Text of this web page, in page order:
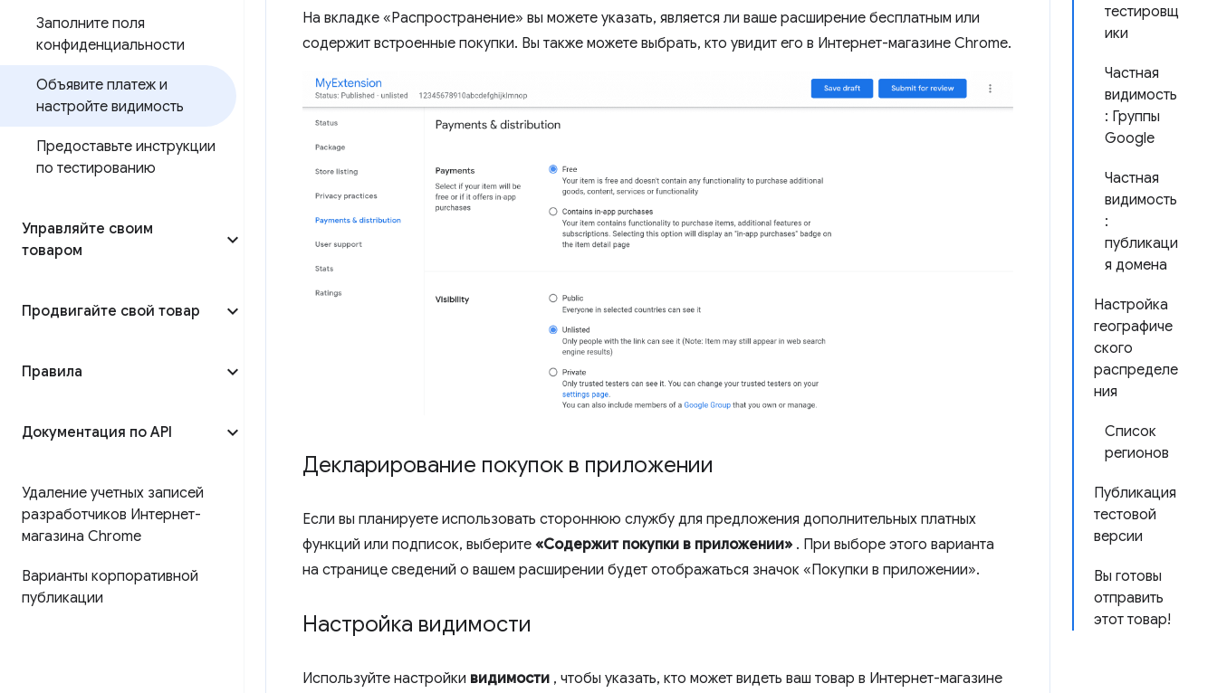
Заполните поля
конфиденциальности
Объявите платеж и
настройте видимость
Предоставьте инструкции
по тестированию
Управляйте своим
товаром
Продвигайте свой товар
Правила
Документация по API
Удаление учетных записей
разработчиков Интернет-
магазина Chrome
Варианты корпоративной
публикации
тестировщ
ики
Частная
видимость
: Группы
Google
Частная
видимость
:
публикаци
я домена
Настройка
географиче
ского
распределе
ния
Список
регионов
Публикация
тестовой
версии
Вы готовы
отправить
этот товар!
На вкладке «Распространение» вы можете указать, является ли ваше расширение бесплатным или
содержит встроенные покупки. Вы также можете выбрать, кто увидит его в Интернет-магазине Chrome.
Декларирование покупок в приложении
Если вы планируете использовать стороннюю службу для предложения дополнительных платных
функций или подписок, выберите «Содержит покупки в приложении» . При выборе этого варианта
на странице сведений о вашем расширении будет отображаться значок «Покупки в приложении».
Настройка видимости
Используйте настройки видимости , чтобы указать, кто может видеть ваш товар в Интернет-магазине